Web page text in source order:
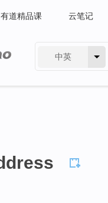
有道精品课 云笔记
中英